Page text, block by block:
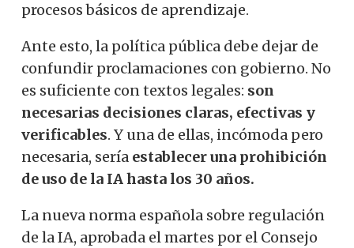
procesos básicos de aprendizaje.
Ante esto, la política pública debe dejar de
confundir proclamaciones con gobierno. No
es suficiente con textos legales: son
necesarias decisiones claras, efectivas y
verificables. Y una de ellas, incómoda pero
necesaria, sería establecer una prohibición
de uso de la IA hasta los 30 años.
La nueva norma española sobre regulación
de la IA, aprobada el martes por el Consejo